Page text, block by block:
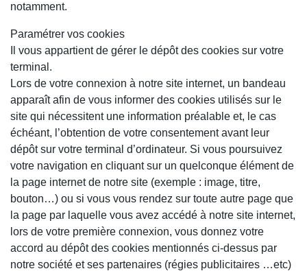
notamment.
Paramétrer vos cookies
Il vous appartient de gérer le dépôt des cookies sur votre
terminal.
Lors de votre connexion à notre site internet, un bandeau
apparaît afin de vous informer des cookies utilisés sur le
site qui nécessitent une information préalable et, le cas
échéant, l’obtention de votre consentement avant leur
dépôt sur votre terminal d’ordinateur. Si vous poursuivez
votre navigation en cliquant sur un quelconque élément de
la page internet de notre site (exemple : image, titre,
bouton…) ou si vous vous rendez sur toute autre page que
la page par laquelle vous avez accédé à notre site internet,
lors de votre première connexion, vous donnez votre
accord au dépôt des cookies mentionnés ci-dessus par
notre société et ses partenaires (régies publicitaires …etc)